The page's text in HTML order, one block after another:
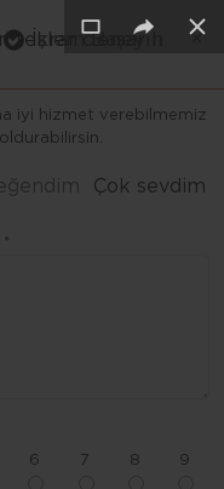
iyi hizmet verebilmemiz
Çok sevdim
6 7 8 9
×
×
×
×
İşlem Başarılı ×
tekrar deneyin ×